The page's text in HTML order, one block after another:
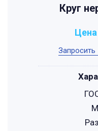
Круг
Цена